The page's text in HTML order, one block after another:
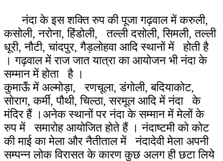
नंदा के इस शक्ति रुप की पूजा गढ़वाल में करुली,
कसोली, नरोना, हिंडोली, तल्ली दसोली, सिमली, तल्ली
धूरी, नौटी, चांदपुर, गैड़लोहवा आदि स्थानों में होती है
। गढ़वाल में राज जात यात्रा का आयोजन भी नंदा के
सम्मान में होता है ।
कुमाऊँ में अल्मोड़ा, रणचूला, डंगोली, बदियाकोट,
सोराग, कर्मी, पौथी, चिल्ठा, सरमूल आदि में नंदा के
मंदिर हैं ।अनेक स्थानों पर नंदा के सम्मान में मेलों के
रुप में समारोह आयोजित होते हैं । नंदाष्टमी को कोट
की माई का मेला और नैतीताल में नंदादेवी मेला अपनी
सम्पन्न लोक विरासत के कारण कुछ अलग ही छटा लिये